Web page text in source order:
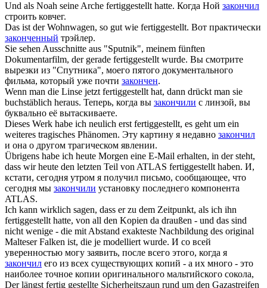
Und als Noah seine Arche fertiggestellthatte. Когда Ной закончил
строить ковчег.
Das ist der Wohnwagen, so gut wie fertiggestellt. Вот практически
законченный трэйлер.
Sie sehen Ausschnitte aus "Sputnik", meinem fünften
Dokumentarfilm, der gerade fertiggestelltwurde. Вы смотрите
вырезки из "Спутника", моего пятого документального
фильма, который уже почти закончен.
Wenn man die Linse jetztfertiggestellthat, dann drückt man sie
buchstäblich heraus. Теперь, когда вы закончили с линзой, вы
буквально её вытаскиваете.
Dieses Werk habe ich neulich erstfertiggestellt, es geht um ein
weiteres tragisches Phänomen. Эту картину я недавно закончил
и она о другом трагическом явлении.
Übrigens habe ich heute Morgen eine E-Mail erhalten, in der steht,
dass wir heute den letzten Teil von ATLAS fertiggestellthaben. И,
кстати, сегодня утром я получил письмо, сообщающее, что
сегодня мы закончили установку последнего компонента
ATLAS.
Ich kann wirklich sagen, dass er zu dem Zeitpunkt, als ich ihn
fertiggestellthatte, von all den Kopien da draußen - und das sind
nicht wenige - die mit Abstand exakteste Nachbildung des original
Malteser Falken ist, die je modelliert wurde. И со всей
уверенностью могу заявить, после всего этого, когда я
закончил его из всех существующих копий - а их много - это
наиболее точное копии оригинального мальтийского сокола,
Der längstfertig gestellte Sicherheitszaun rund um den Gazastreifen